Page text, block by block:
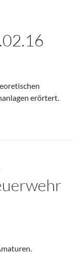
erörtert.